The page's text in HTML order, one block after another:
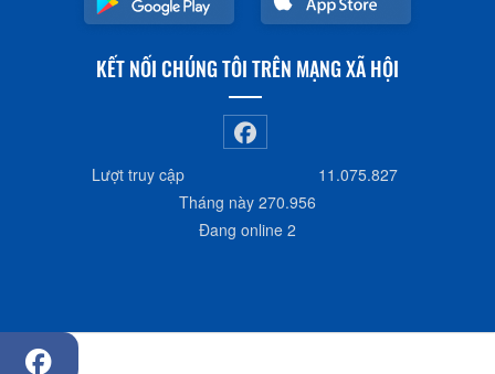
KẾT NỐI CHÚNG TÔI TRÊN MẠNG XÃ HỘI
Lượt truy cập
11.075.827
Tháng này 270.956
Đang online 2